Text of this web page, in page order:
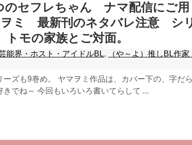
セフレちゃん ナマ配信にご用
ミ 最新刊のネタバレ注意 シ
トモの家族とご対面。
能界・ホスト・アイドルBL,
（や～よ）推しBL作家
ーズも9巻め。 ヤマヲミ作品は、カバー下の、字だら
きでね～ 今回もいろいろ書いてらして ...